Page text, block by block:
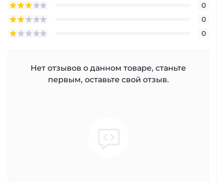
0
0
0
Нет отзывов о данном товаре, станьте
первым, оставьте свой отзыв.